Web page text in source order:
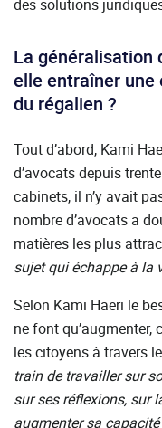
des solutions
La généralisation
elle entraîner
du régalien ?
Tout d’abord, Kami
d’avocats depuis
cabinets, il n’y avait
nombre d’avocats a
matières les plus
sujet qui échappe à la
Selon Kami Haeri le
ne font
les citoyens à travers
train de travailler sur
sur ses réflexions, sur
augmenter sa